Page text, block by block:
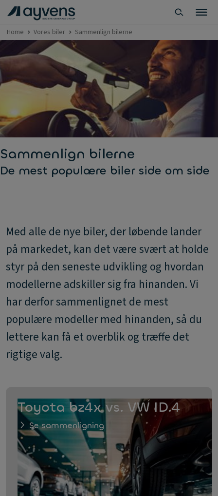
Home Vores biler Sammenlign bilerne
Sammenlign bilerne
De mest populære biler side om side
Med alle de nye biler, der løbende lander
på markedet, kan det være svært at holde
styr på den seneste udvikling og hvordan
modellerne adskiller sig fra hinanden. Vi
har derfor sammenlignet de mest
populære modeller med hinanden, så du
lettere kan få et overblik og træffe det
rigtige valg.
Toyota bz4x vs. VW ID.4
Se sammenligning